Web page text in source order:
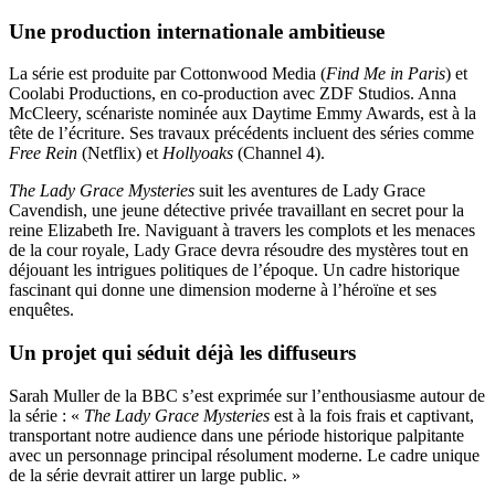
Une production internationale ambitieuse
La série est produite par Cottonwood Media (Find Me in Paris) et
Coolabi Productions, en co-production avec ZDF Studios. Anna
McCleery, scénariste nominée aux Daytime Emmy Awards, est à la
tête de l’écriture. Ses travaux précédents incluent des séries comme
Free Rein (Netflix) etHollyoaks (Channel 4).
The Lady Grace Mysteries suit les aventures de Lady Grace
Cavendish, une jeune détective privée travaillant en secret pour la
reine Elizabeth Ire. Naviguant à travers les complots et les menaces
de la cour royale, Lady Grace devra résoudre des mystères tout en
déjouant les intrigues politiques de l’époque. Un cadre historique
fascinant qui donne une dimension moderne à l’héroïne et ses
enquêtes.
Un projet qui séduit déjà les diffuseurs
Sarah Muller de la BBC s’est exprimée sur l’enthousiasme autour de
la série : « The Lady Grace Mysteries est à la fois frais et captivant,
transportant notre audience dans une période historique palpitante
avec un personnage principal résolument moderne. Le cadre unique
de la série devrait attirer un large public. »